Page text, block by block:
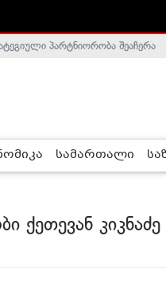
არალეგიტიმურია -
პარტნიორობა შეაჩერა
სამართალი
ქეთევან კიკნაძე